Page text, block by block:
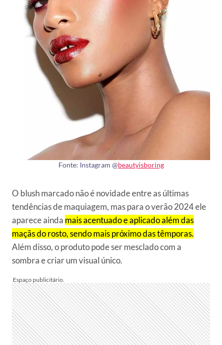
Fonte: Instagram @beautyisboring
O blush marcado não é novidade entre as últimas
tendências de maquiagem, mas para o verão 2024 ele
aparece ainda mais acentuado e aplicado além das
maçãs do rosto, sendo mais próximo das têmporas.
Além disso, o produto pode ser mesclado com a
sombra e criar um visual único.